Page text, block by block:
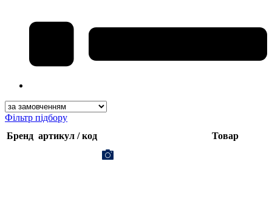
Фільтр підбору
Бренд артикул / код Товар